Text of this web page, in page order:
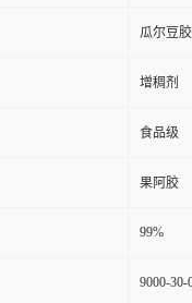
瓜尔豆胶
增稠剂
食品级
果阿胶
99%
9000-30-